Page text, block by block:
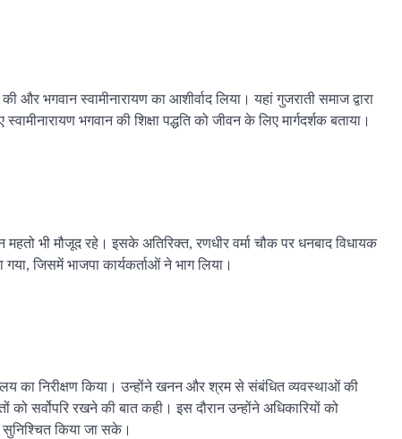
और भगवान स्वामीनारायण का आशीर्वाद लिया। यहां गुजराती समाज द्वारा
भगवान की शिक्षा पद्धति को जीवन के लिए मार्गदर्शक बताया।
भी मौजूद रहे। इसके अतिरिक्त, रणधीर वर्मा चौक पर धनबाद विधायक
जिसमें भाजपा कार्यकर्ताओं ने भाग लिया।
का निरीक्षण किया। उन्होंने खनन और श्रम से संबंधित व्यवस्थाओं की
सर्वोपरि रखने की बात कही। इस दौरान उन्होंने अधिकारियों को
सुनिश्चित किया जा सके।